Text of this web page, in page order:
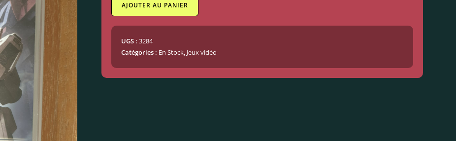
AJOUTER AU PANIER
UGS : 3284
Catégories : En Stock, Jeux vidéo